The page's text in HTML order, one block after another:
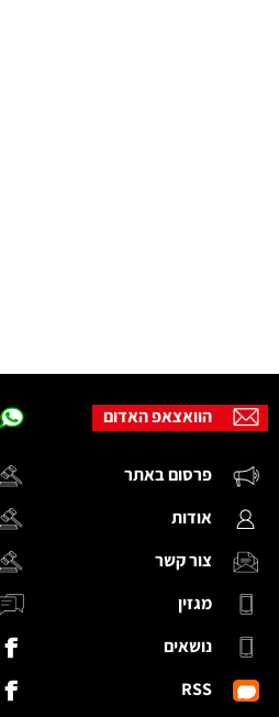
הוואצאפ האדום
פרסום באתר
אודות
צור קשר
מגזין
נושאים
RSS